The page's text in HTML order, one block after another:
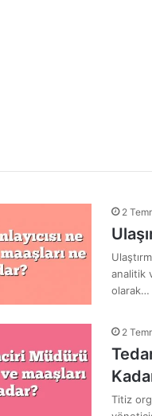
2
analitik
olarak…
2
Titiz